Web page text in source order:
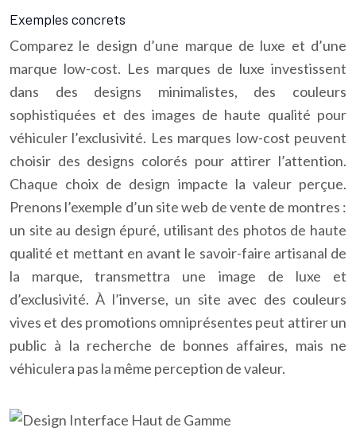
Exemples concrets
Comparez le design d’une marque de luxe et d’une
marque low-cost. Les marques de luxe investissent
dans des designs minimalistes, des couleurs
sophistiquées et des images de haute qualité pour
véhiculer l’exclusivité. Les marques low-cost peuvent
choisir des designs colorés pour attirer l’attention.
Chaque choix de design impacte la valeur perçue.
Prenons l’exemple d’un site web de vente de montres :
un site au design épuré, utilisant des photos de haute
qualité et mettant en avant le savoir-faire artisanal de
la marque, transmettra une image de luxe et
d’exclusivité. À l’inverse, un site avec des couleurs
vives et des promotions omniprésentes peut attirer un
public à la recherche de bonnes affaires, mais ne
véhiculera pas la même perception de valeur.